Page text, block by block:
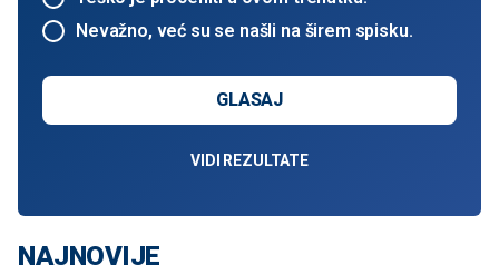
Nevažno, već su se našli na širem spisku.
GLASAJ
VIDI REZULTATE
NAJNOVIJE